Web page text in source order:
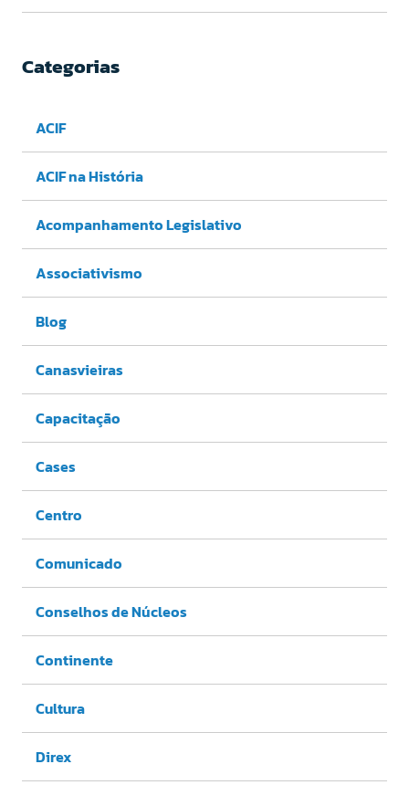
Categorias
ACIF
ACIF na História
Acompanhamento Legislativo
Associativismo
Blog
Canasvieiras
Capacitação
Cases
Centro
Comunicado
Conselhos de Núcleos
Continente
Cultura
Direx